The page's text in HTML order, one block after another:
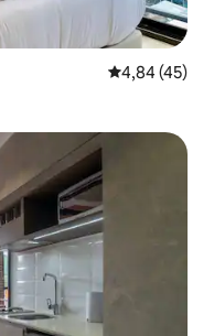
Évaluation
4,84 (45)